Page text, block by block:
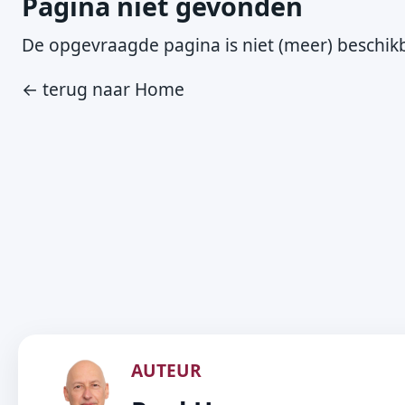
De opgevraagde pagina is niet (meer)
← terug naar Home
AUTEUR